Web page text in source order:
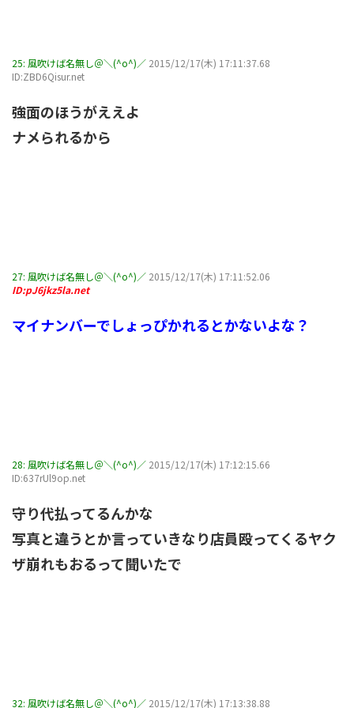
25: 風吹けば名無し＠＼(^o^)／ 2015/12/17(木) 17:11:37.68
ID:ZBD6Qisur.net
強面のほうがええよ
ナメられるから
27: 風吹けば名無し＠＼(^o^)／ 2015/12/17(木) 17:11:52.06
ID:pJ6jkz5la.net
マイナンバーでしょっぴかれるとかないよな？
28: 風吹けば名無し＠＼(^o^)／ 2015/12/17(木) 17:12:15.66
ID:637rUl9op.net
守り代払ってるんかな
写真と違うとか言っていきなり店員殴ってくるヤク
ザ崩れもおるって聞いたで
32: 風吹けば名無し＠＼(^o^)／ 2015/12/17(木) 17:13:38.88